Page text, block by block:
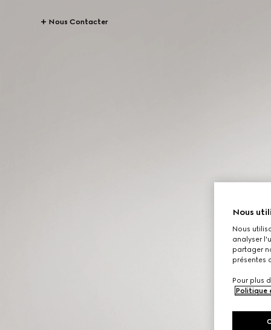
Nous Contacter
Nous
Nous
analyser
partager
présentes
Pour plus
Politique